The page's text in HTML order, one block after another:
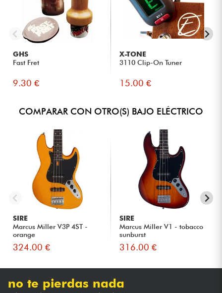
GHS
Fast Fret
9.30 €
X-TONE
3110 Clip-On Tuner
15.00 €
COMPARAR CON OTRO(S) BAJO ELÉCTRICO
SIRE
Marcus Miller V3P 4ST -
orange
324.00 €
SIRE
Marcus Miller V1 - tobacco
sunburst
316.00 €
no te pierdas nada